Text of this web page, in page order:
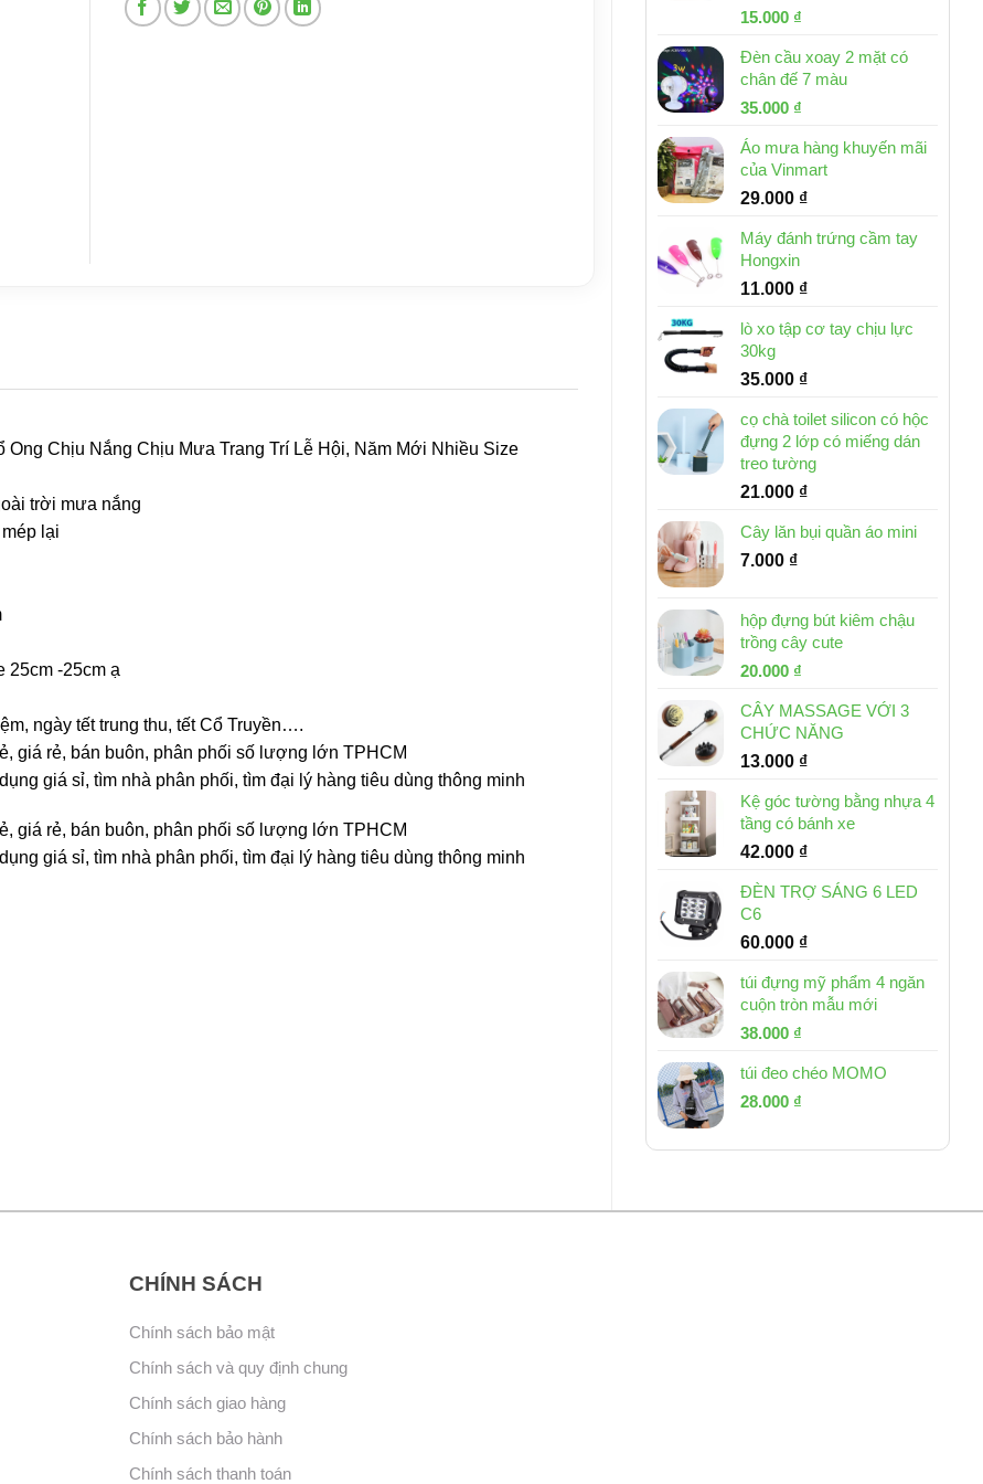
Giá
là:
32.000 ₫.
15.000 ₫
tại
là:
Đèn cầu xoay 2 mặt có
chân đế 7 màu
Giá
là:
46.000 ₫.
35.000 ₫
tại
là:
35.000 ₫.
Áo mưa hàng khuyến mãi
của Vinmart
29.000 ₫
Máy đánh trứng cầm tay
Hongxin
11.000 ₫
lò xo tập cơ tay chịu lực
30kg
35.000 ₫
cọ chà toilet silicon có hộc
đựng 2 lớp có miếng dán
treo tường
21.000 ₫
Cây lăn bụi quần áo mini
7.000 ₫
hộp đựng bút kiêm chậu
trồng cây cute
Giá
là:
30.000 ₫.
20.000 ₫
tại
là:
20.000 ₫.
CÂY MASSAGE VỚI 3
CHỨC NĂNG
13.000 ₫
Kệ góc tường bằng nhựa 4
tầng có bánh xe
42.000 ₫
ĐÈN TRỢ SÁNG 6 LED
C6
60.000 ₫
túi đựng mỹ phẩm 4 ngăn
cuộn tròn mẫu mới
Giá
là:
53.000 ₫.
38.000 ₫
tại
túi đeo chéo MOMO
Giá
là:
28.000 ₫
tại
Chịu Nắng Chịu Mưa Trang Trí Lễ Hội, Năm Mới Nhiều Size
trời mưa nắng
lại
25cm -25cm ạ
ngày tết trung thu, tết Cổ Truyền….
giá rẻ, bán buôn, phân phối số lượng lớn TPHCM
giá sỉ, tìm nhà phân phối, tìm đại lý hàng tiêu dùng thông minh
giá rẻ, bán buôn, phân phối số lượng lớn TPHCM
giá sỉ, tìm nhà phân phối, tìm đại lý hàng tiêu dùng thông minh
CHÍNH SÁCH
Chính sách bảo mật
Chính sách và quy định chung
Chính sách giao hàng
Chính sách bảo hành
Chính sách thanh toán